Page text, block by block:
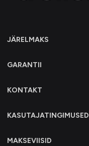
JÄRELMAKS
GARANTII
KONTAKT
KASUTAJATINGIMUSED
MAKSEVIISID